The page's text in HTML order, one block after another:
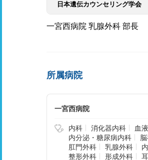
日本遺伝カウンセリング学会
一宮西病院 乳腺外科 部長
所属病院
一宮西病院
内科 消化器内科 血
内分泌・糖尿病内科
肛門外科
乳腺外科
整形外科
形成外科